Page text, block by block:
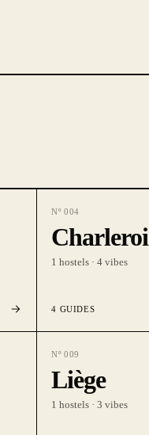
Nº004
Charleroi
1 hostels ·4 vibes
4 GUIDES
Nº009
Liège
1 hostels ·3 vibes